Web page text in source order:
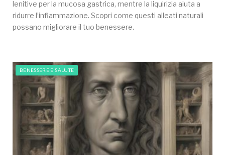
lenitive per la mucosa gastrica, mentre la liquirizia aiuta a
ridurre l’infiammazione. Scopri come questi alleati naturali
possano migliorare il tuo benessere.
BENESSERE E SALUTE